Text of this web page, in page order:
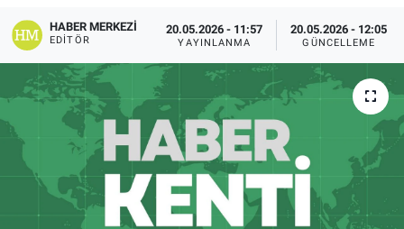
HABER MERKEZI
EDITÖR
20.05.2026 - 11:57
YAYINLANMA
20.05.2026 - 12:05
GÜNCELLEME